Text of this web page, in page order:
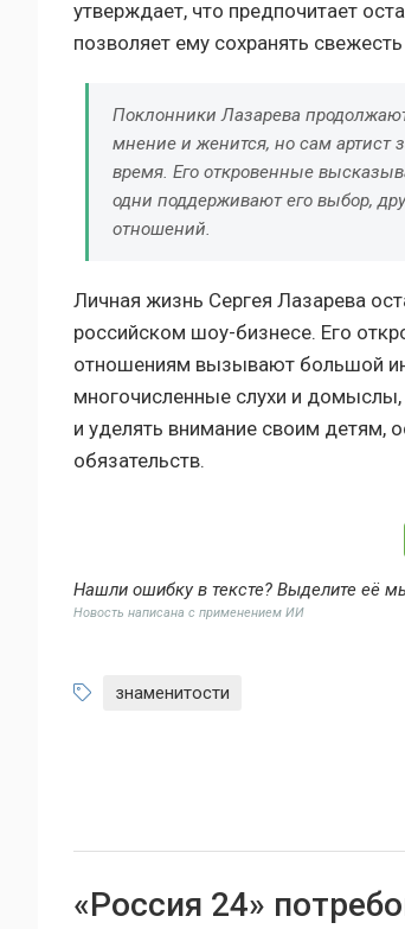
утверждает, что предпочитает
позволяет ему сохранять
Поклонники Лазарева
мнение и женится, но сам артист
время. Его откровенные
одни поддерживают его выбор,
отношений.
Личная жизнь Сергея Лазарева
российском шоу-бизнесе. Его
отношениям вызывают большой
многочисленные слухи и
и уделять внимание своим детям,
обязательств.
Нашли ошибку в тексте? Выделите её
Новость написана с применением ИИ
знаменитости
«Россия 24»